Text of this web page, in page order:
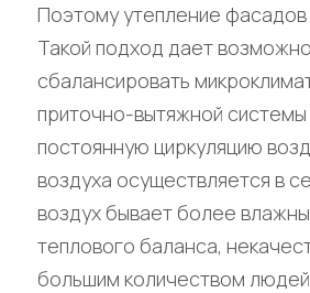
Поэтому утепление фасадов
Такой подход дает
сбалансировать
приточно-вытяжной
постоянную циркуляцию
воздуха осуществляется в
воздух бывает более
теплового баланса,
большим количеством